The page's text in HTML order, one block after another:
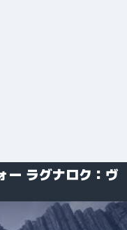
ー ラグナロク：ヴ